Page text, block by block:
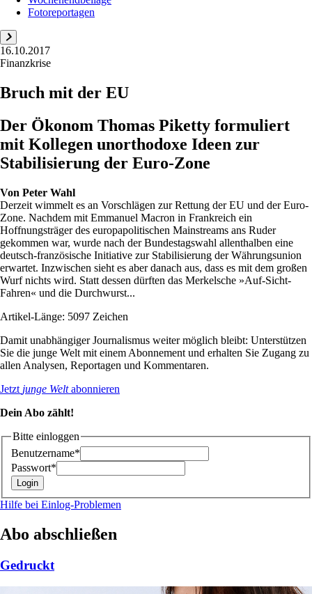
Fotoreportagen
16.10.2017
Finanzkrise
Bruch mit der EU
Der Ökonom Thomas Piketty formuliert
mit Kollegen unorthodoxe Ideen zur
Stabilisierung der Euro-Zone
Von Peter Wahl
Derzeit wimmelt es an Vorschlägen zur Rettung der EU und der Euro-
Zone. Nachdem mit Emmanuel Macron in Frankreich ein
Hoffnungsträger des europapolitischen Mainstreams ans Ruder
gekommen war, wurde nach der Bundestagswahl allenthalben eine
deutsch-französische Initiative zur Stabilisierung der Währungsunion
erwartet. Inzwischen sieht es aber danach aus, dass es mit dem großen
Wurf nichts wird. Statt dessen dürften das Merkelsche »Auf-Sicht-
Fahren« und die Durchwurst...
Artikel-Länge: 5097 Zeichen
Damit unabhängiger Journalismus weiter möglich bleibt: Unterstützen
Sie die junge Welt mit einem Abonnement und erhalten Sie Zugang zu
allen Analysen, Reportagen und Kommentaren.
Jetzt junge Weltabonnieren
Dein Abo zählt!
Bitte einloggen
Benutzername*
Passwort*
Hilfe bei Einlog-Problemen
Abo abschließen
Gedruckt